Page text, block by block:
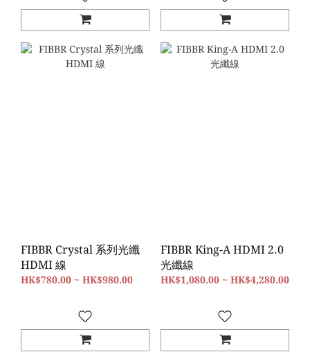
FIBBR Crystal 系列光纖
HDMI 線
HK$780.00 ~ HK$980.00
FIBBR King-A HDMI 2.0
光纖線
HK$1,080.00 ~ HK$4,280.00